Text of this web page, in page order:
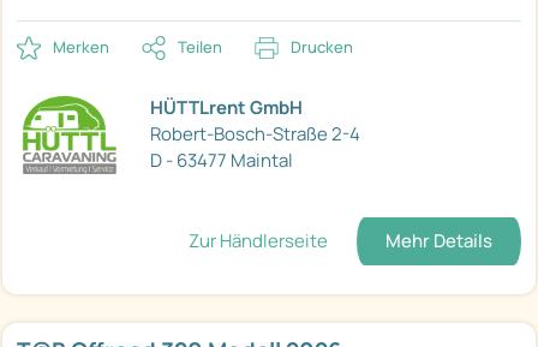
Merken Teilen Drucken
HÜTTLrent GmbH
Robert-Bosch-Straße 2-4
D - 63477 Maintal
Zur Händlerseite Mehr Details